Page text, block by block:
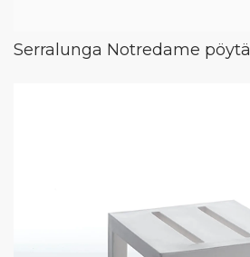
Serralunga Notredame pöytä